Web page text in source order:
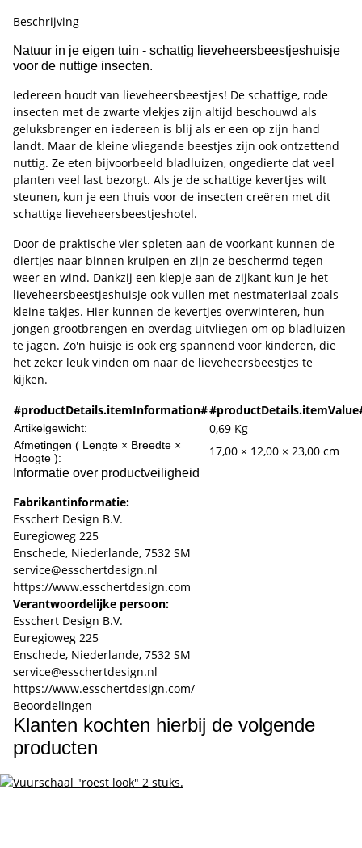
Beschrijving
Natuur in je eigen tuin - schattig lieveheersbeestjeshuisje
voor de nuttige insecten.
Iedereen houdt van lieveheersbeestjes! De schattige, rode
insecten met de zwarte vlekjes zijn altijd beschouwd als
geluksbrenger en iedereen is blij als er een op zijn hand
landt. Maar de kleine vliegende beestjes zijn ook ontzettend
nuttig. Ze eten bijvoorbeeld bladluizen, ongedierte dat veel
planten veel last bezorgt. Als je de schattige kevertjes wilt
steunen, kun je een thuis voor de insecten creëren met dit
schattige lieveheersbeestjeshotel.
Door de praktische vier spleten aan de voorkant kunnen de
diertjes naar binnen kruipen en zijn ze beschermd tegen
weer en wind. Dankzij een klepje aan de zijkant kun je het
lieveheersbeestjeshuisje ook vullen met nestmateriaal zoals
kleine takjes. Hier kunnen de kevertjes overwinteren, hun
jongen grootbrengen en overdag uitvliegen om op bladluizen
te jagen. Zo'n huisje is ook erg spannend voor kinderen, die
het zeker leuk vinden om naar de lieveheersbeestjes te
kijken.
#productDetails.itemInformation#
Artikelgewicht: 0,69 Kg
Afmetingen ( Lengte × Breedte ×
Hoogte ):
17,00 × 12,00 × 23,00 cm
Informatie over productveiligheid
Fabrikantinformatie:
Esschert Design B.V.
Euregioweg 225
Enschede, Niederlande, 7532 SM
service@esschertdesign.nl
https://www.esschertdesign.com
Verantwoordelijke persoon:
Esschert Design B.V.
Euregioweg 225
Enschede, Niederlande, 7532 SM
service@esschertdesign.nl
https://www.esschertdesign.com/
Beoordelingen
Klanten kochten hierbij de volgende
producten